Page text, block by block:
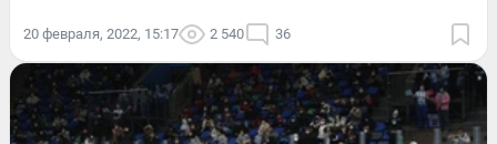
20 февраля, 2022, 15:17 2 540 36